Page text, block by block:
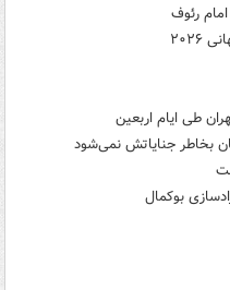
رئوف
بخاطر جنایاتش نمی‌شود
بوکمال